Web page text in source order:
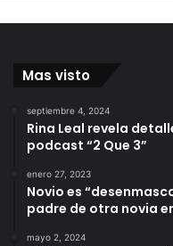
Mas visto
septiembre 4, 2024
Rina Leal revela
podcast “2 Que 3”
enero 27, 2023
Novio es
padre de otra novia
mayo 2, 2024